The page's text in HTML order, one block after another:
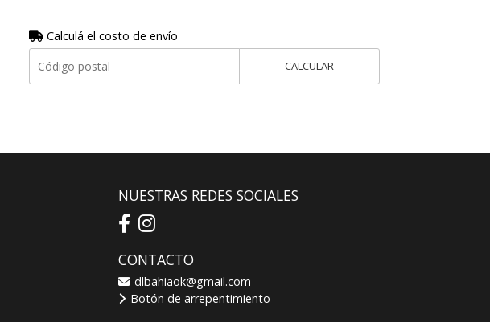
Calculá el costo de envío
CALCULAR
NUESTRAS REDES SOCIALES
CONTACTO
dlbahiaok@gmail.com
Botón de arrepentimiento